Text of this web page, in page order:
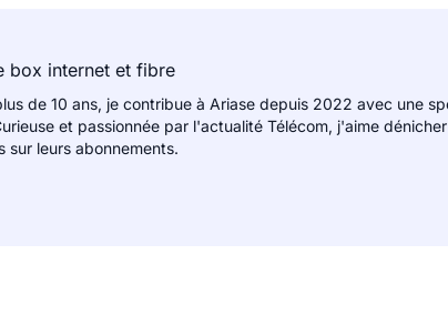
box internet et fibre
de 10 ans, je contribue à Ariase depuis 2022 avec une
et passionnée par l'actualité Télécom, j'aime
sur leurs abonnements.